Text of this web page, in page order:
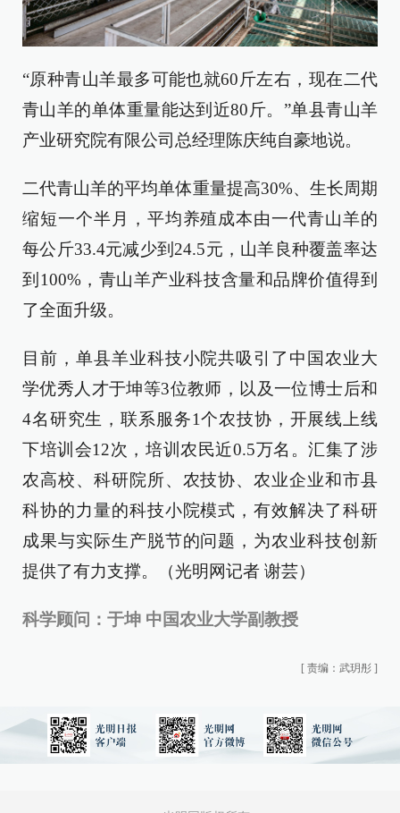
“原种青山羊最多可能也就60斤左右，现在二代
青山羊的单体重量能达到近80斤。”单县青山羊
产业研究院有限公司总经理陈庆纯自豪地说。
二代青山羊的平均单体重量提高30%、生长周期
缩短一个半月，平均养殖成本由一代青山羊的
每公斤33.4元减少到24.5元，山羊良种覆盖率达
到100%，青山羊产业科技含量和品牌价值得到
了全面升级。
目前，单县羊业科技小院共吸引了中国农业大
学优秀人才于坤等3位教师，以及一位博士后和
4名研究生，联系服务1个农技协，开展线上线
下培训会12次，培训农民近0.5万名。汇集了涉
农高校、科研院所、农技协、农业企业和市县
科协的力量的科技小院模式，有效解决了科研
成果与实际生产脱节的问题，为农业科技创新
提供了有力支撑。（光明网记者 谢芸）
科学顾问：于坤 中国农业大学副教授
[ 责编：武玥彤 ]